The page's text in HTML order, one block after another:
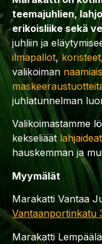
teemajuhlien,
erikoisliike sekä
juhliin ja
ilmapallot, koristeet
valikoiman
juhlatunnelman
Valikoimastamme
kekseliäät lahjaideat
hauskemman ja
Myymälät
Marakatti Vantaa
Vantaanportinkatu
Marakatti